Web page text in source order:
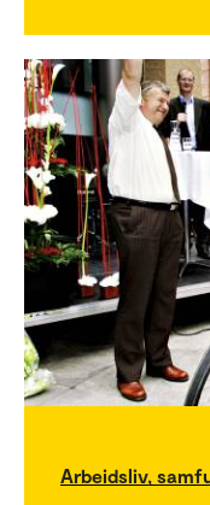
Arbeidsliv,